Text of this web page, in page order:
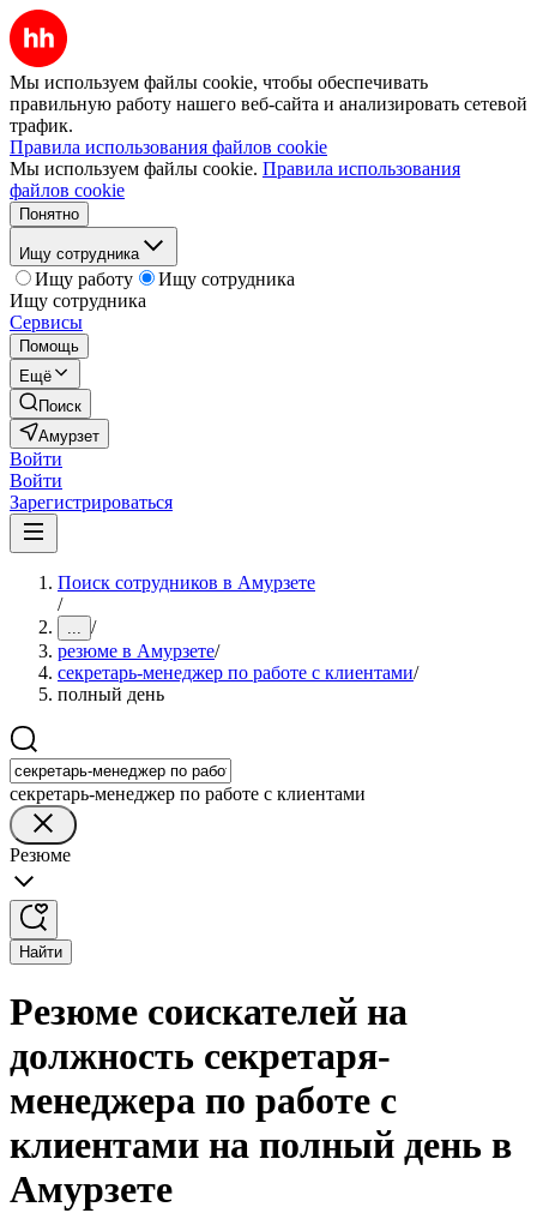
Мы используем файлы cookie, чтобы обеспечивать
правильную работу нашего веб-сайта и анализировать сетевой
трафик.
Правила использования файлов cookie
Мы используем файлы cookie. Правила использования
файлов cookie
Понятно
Ищу сотрудника
Ищу работу
Ищу сотрудника
Ищу сотрудника
Сервисы
Помощь
Ещё
Поиск
Амурзет
Войти
Войти
Зарегистрироваться
Поиск сотрудников в Амурзете
/
... /
резюме в Амурзете/
секретарь-менеджер по работе с клиентами/
полный день
секретарь-менеджер по работе с клиентами
Резюме
Найти
Резюме соискателей на
должность секретаря-
менеджера по работе с
клиентами на полный день в
Амурзете